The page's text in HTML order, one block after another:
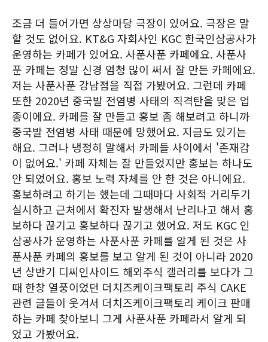
조금 더 들어가면 상상마당 극장이 있어요. 극장은 말
할 것도 없어요. KT&G 자회사인 KGC 한국인삼공사가
운영하는 카페가 있어요. 사푼사푼 카페에요. 사푼사
푼 카페는 정말 신경 엄청 많이 써서 잘 만든 카페에요.
저는 사푼사푼 강남점을 직접 가봤어요. 그런데 카페
또한 2020년 중국발 전염병 사태의 직격탄을 맞은 업
종이에요. 카페를 잘 만들고 홍보 좀 해보려고 하니까
중국발 전염병 사태 때문에 망했어요. 지금도 있기는
해요. 그러나 냉정히 말해서 카페들 사이에서 '존재감
이 없어요.' 카페 자체는 잘 만들었지만 홍보는 하나도
안 되었어요. 홍보 노력 자체를 안 한 것은 아니에요.
홍보하려고 하기는 했는데 그때마다 사회적 거리두기
실시하고 근처에서 확진자 발생해서 난리나고 해서 홍
보하다 끊기고 홍보하다 끊기고 했어요. 저도 KGC 인
삼공사가 운영하는 사푼사푼 카페를 알게 된 것은 사
푼사푼 카페의 홍보를 보고 알게 된 것이 아니라 2020
년 상반기 디씨인사이드 해외주식 갤러리를 보다가 그
때 한창 열풍이었던 더치즈케이크팩토리 주식 CAKE
관련 글들이 웃겨서 더치즈케이크팩토리 케이크 판매
하는 카페 찾아보니 그게 사푼사푼 카페라서 알게 되
었고 가봤어요.